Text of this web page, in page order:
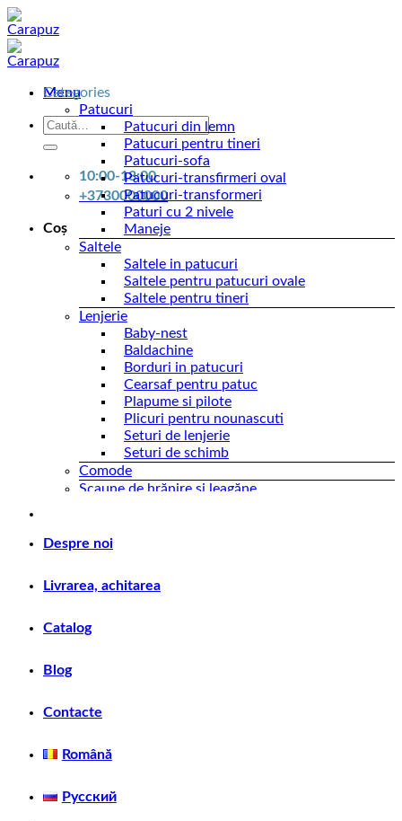
Skip
to
content
Menu
Caută
10:00-18:00
+3730000000
Coș
Categories
Patucuri
Patucuri din lemn
Patucuri pentru tineri
Patucuri-sofa
Patucuri-transfirmeri oval
Patucuri-transformeri
Paturi cu 2 nivele
Maneje
Saltele
Saltele in patucuri
Saltele pentru patucuri ovale
Saltele pentru tineri
Lenjerie
Baby-nest
Baldachine
Borduri in patucuri
Cearsaf pentru patuc
Plapume si pilote
Plicuri pentru nounascuti
Seturi de lenjerie
Seturi de schimb
Comode
Scaune de hrănire și leagăne
Scaune auto
Jucarii
Despre noi
Livrarea, achitarea
Catalog
Blog
Contacte
Română
Русский